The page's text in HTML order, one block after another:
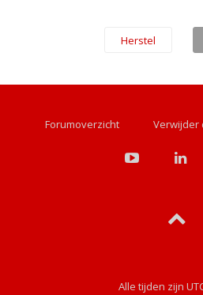
Forumoverzicht Verwijder
Alle tijden zijn